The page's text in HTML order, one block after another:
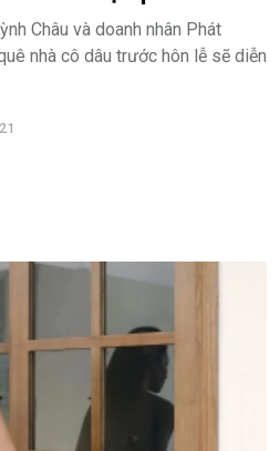
Châu và doanh nhân Phát
nhà cô dâu trước hôn lễ sẽ diễn